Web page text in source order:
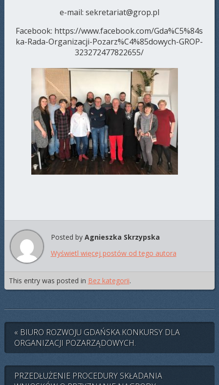
e-mail: sekretariat@grop.pl
Facebook: https://www.facebook.com/Gda%C5%84s
ka-Rada-Organizacji-Pozarz%C4%85dowych-GROP-
323272477822655/
Posted by Agnieszka Skrzypska
Wyświetl więcej postów od tego autora
This entry was posted in Bez kategorii.
« BIURO ROZWOJU GDAŃSKA.KONKURSY DLA
ORGANIZACJI POZARZĄDOWYCH.
PRZEDŁUŻENIE PROCEDURY SKŁADANIA